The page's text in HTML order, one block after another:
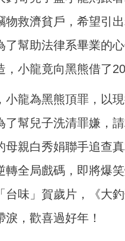
物救濟貧戶，希望引
了幫助法律系畢業的
，小龍竟向黑熊借了
小龍為黑熊頂罪，以
了幫兒子洗清罪嫌，
母親白秀娟聯手追查真
轉全局戲碼，即將爆
台味」賀歲片，《大
，歡喜過好年！